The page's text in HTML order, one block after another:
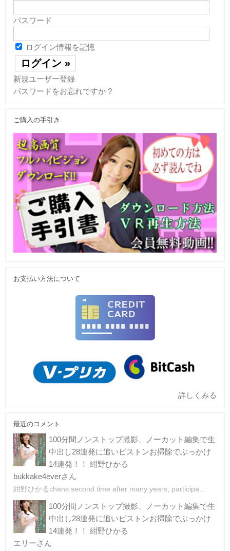
パスワード
ログイン情報を記憶
新規ユーザー登録
パスワードをお忘れですか ?
ご購入の手引き
お支払い方法について
詳しくみる
最近のコメント
100分間ノンストップ撮影、ノーカット編集で生
中出し28連発に追いピストンお掃除でぶっかけ
14連発！！ 紺野ひかる
bukkake4everさん
紺野ひかるchans second time after many years, participa...
100分間ノンストップ撮影、ノーカット編集で生
中出し28連発に追いピストンお掃除でぶっかけ
14連発！！ 紺野ひかる
エリーさん